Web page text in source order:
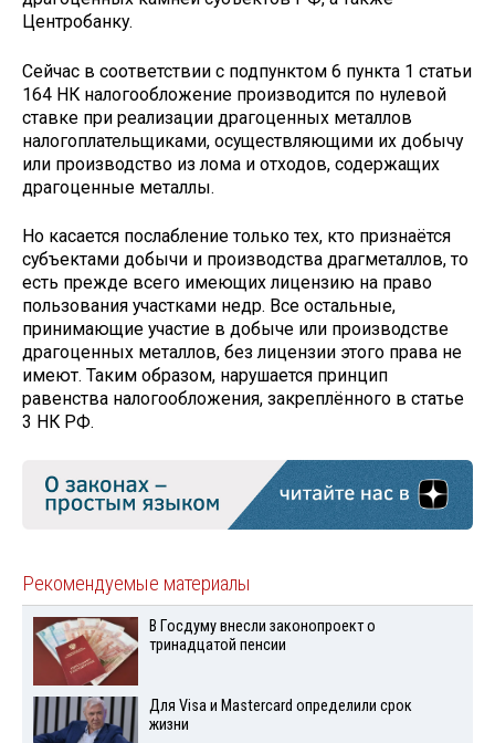
Центробанку.
Сейчас в соответствии с подпунктом 6 пункта 1 статьи
164 НК налогообложение производится по нулевой
ставке при реализации драгоценных металлов
налогоплательщиками, осуществляющими их добычу
или производство из лома и отходов, содержащих
драгоценные металлы.
Но касается послабление только тех, кто признаётся
субъектами добычи и производства драгметаллов, то
есть прежде всего имеющих лицензию на право
пользования участками недр. Все остальные,
принимающие участие в добыче или производстве
драгоценных металлов, без лицензии этого права не
имеют. Таким образом, нарушается принцип
равенства налогообложения, закреплённого в статье
3 НК РФ.
Рекомендуемые материалы
В Госдуму внесли законопроект о
тринадцатой пенсии
Для Visа и Mastercard определили срок
жизни